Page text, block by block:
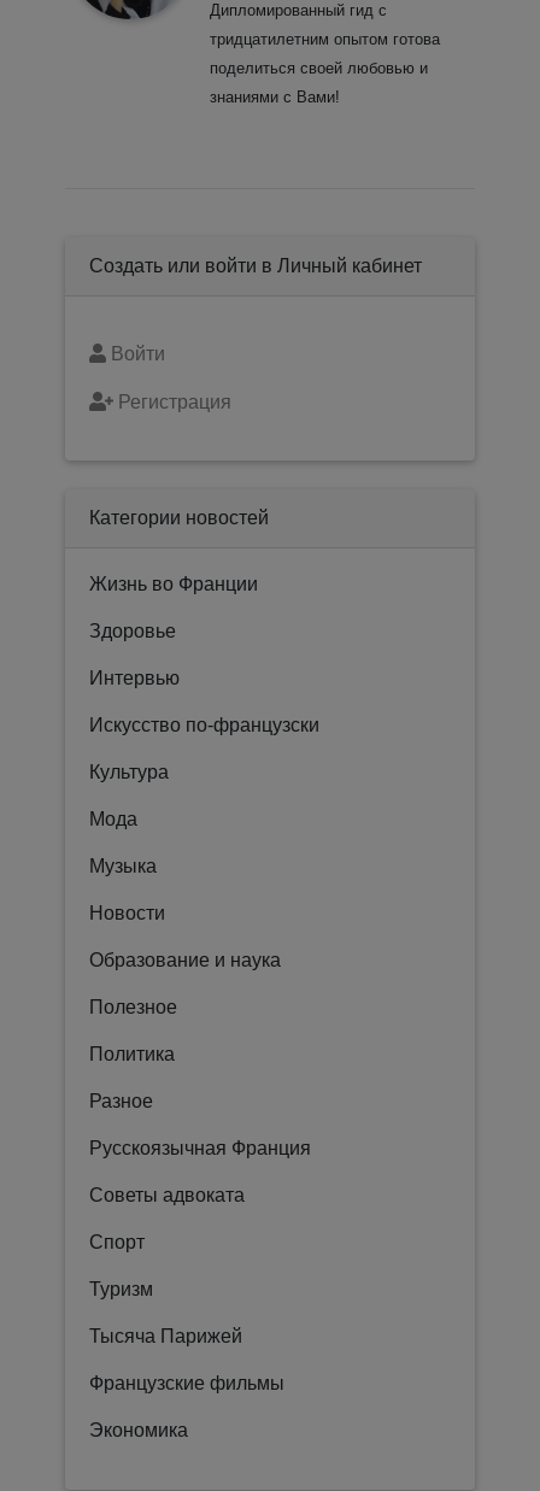
Дипломированный гид с
тридцатилетним опытом готова
поделиться своей любовью и
знаниями с Вами!
Создать или войти в Личный кабинет
Войти
Регистрация
Категории новостей
Жизнь во Франции
Здоровье
Интервью
Искусство по-французски
Культура
Мода
Музыка
Новости
Образование и наука
Полезное
Политика
Разное
Русскоязычная Франция
Советы адвоката
Спорт
Туризм
Тысяча Парижей
Французские фильмы
Экономика